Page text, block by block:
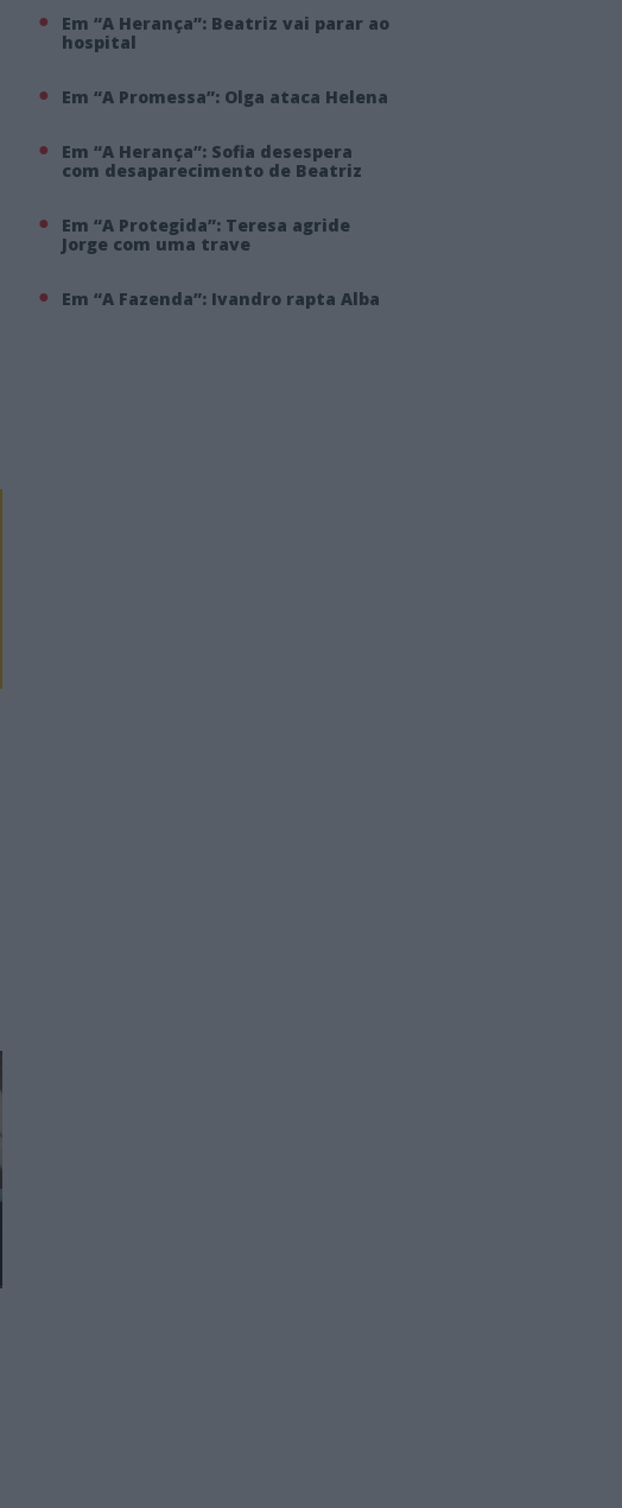
Em “A Herança”: Beatriz vai parar ao
hospital
Em “A Promessa”: Olga ataca Helena
Em “A Herança”: Sofia desespera
com desaparecimento de Beatriz
Em “A Protegida”: Teresa agride
Jorge com uma trave
Em “A Fazenda”: Ivandro rapta Alba